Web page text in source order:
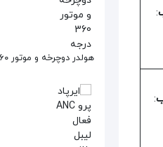
:
:
هولدر دوچرخه و موتور ۳۶۰ درجه